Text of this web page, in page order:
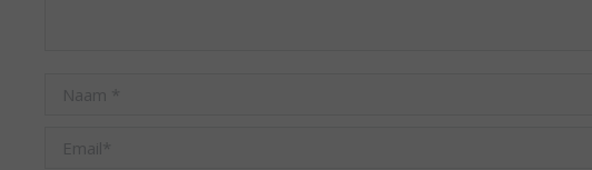
Naam *
Email *